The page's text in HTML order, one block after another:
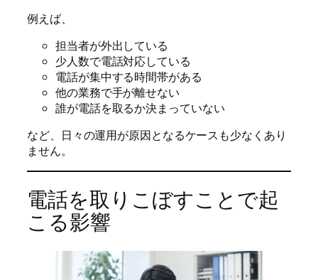
例えば、
担当者が外出している
少人数で電話対応している
電話が集中する時間帯がある
他の業務で手が離せない
誰が電話を取るか決まっていない
など、日々の運用が原因となるケースも少なくあり
ません。
電話を取りこぼすことで起
こる影響